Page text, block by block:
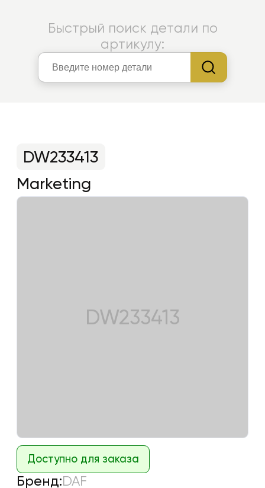
Быстрый поиск детали по
артикулу:
Marketing
DW233413
DW233413
Доступно для заказа
Бренд:DAF